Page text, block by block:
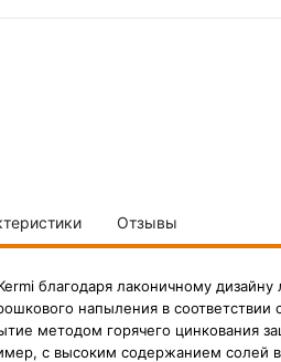
Отзывы
благодаря лаконичному
напыления в соответствии
методом горячего цинкования
с высоким содержанием солей